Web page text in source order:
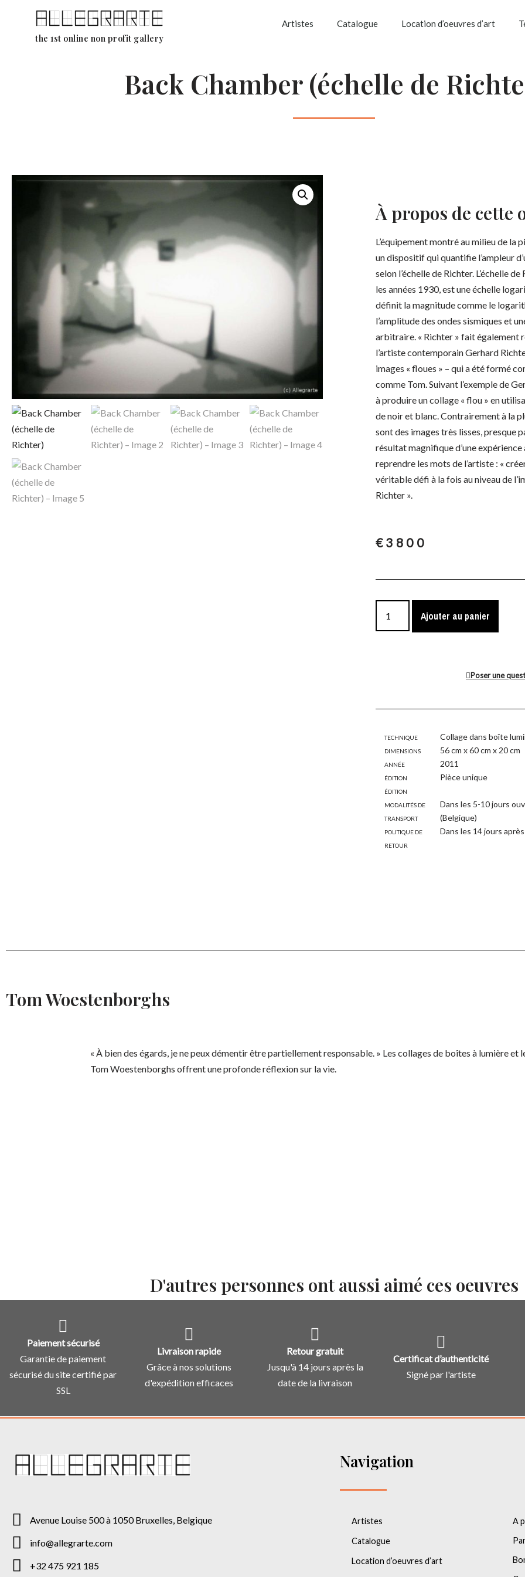
the 1st online non profit gallery
Artistes Catalogue Location d’oeuvres d’art
Back Chamber (échelle de
À propos de cette
L’équipement montré au milieu de la
un dispositif qui quantifie l’ampleur
selon l’échelle de Richter. L’échelle
les années 1930, est une échelle
définit la magnitude comme le
l’amplitude des ondes sismiques et
arbitraire. « Richter » fait également
l’artiste contemporain Gerhard
images « floues » – qui a été formé
comme Tom. Suivant l’exemple de
à produire un collage « flou » en
de noir et blanc. Contrairement à la
sont des images très lisses, presque
résultat magnifique d’une
reprendre les mots de l’artiste : «
véritable défi à la fois au niveau de
Richter ».
€ 3800
Ajouter au panier
Poser une
Technique
Collage dans boîte
Dimensions
56 cm x 60 cm x 20 cm
Année
2011
Édition
Pièce unique
Édition
Modalités de
transport
Dans les 5-10 jours
(Belgique)
Politique de
retour
Dans les 14 jours
Tom Woestenborghs
« À bien des égards, je ne peux démentir être partiellement responsable. » Les collages de boîtes à lumière et
Tom Woestenborghs offrent une profonde réflexion sur la vie.
D'autres personnes ont aussi aimé ces oeuvres
Paiement sécurisé
Garantie de paiement
sécurisé du site certifié par
SSL
Livraison rapide
Grâce à nos solutions
d'expédition efficaces
Retour gratuit
Jusqu'à 14 jours après la
date de la livraison
Certificat d’authenticité
Signé par l'artiste
Avenue Louise 500 à 1050 Bruxelles, Belgique
info@allegrarte.com
+32 475 921 185
Navigation
Artistes
Catalogue
Location d’oeuvres d’art
A